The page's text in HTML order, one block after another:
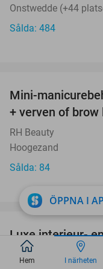
Onstwedde (+44
Sålda: 484
Mini-
+ verven of
RH Beauty
Hoogezand
Sålda: 84
Luxe interieur-
auto
ÖPPNA I
Hem I närheten